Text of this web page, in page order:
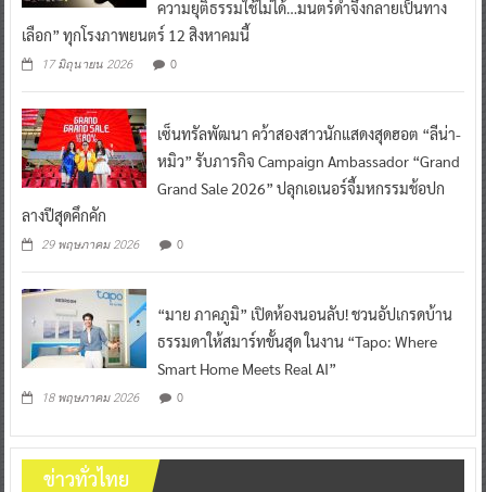
ความยุติธรรมใช้ไม่ได้…มนตร์ดำจึงกลายเป็นทาง
เลือก” ทุกโรงภาพยนตร์ 12 สิงหาคมนี้
17 มิถุนายน 2026 0
เซ็นทรัลพัฒนา คว้าสองสาวนักแสดงสุดฮอต “ลีน่า-
หมิว” รับภารกิจ Campaign Ambassador “Grand
Grand Sale 2026” ปลุกเอเนอร์จี้มหกรรมช้อปก
ลางปีสุดคึกคัก
29 พฤษภาคม 2026 0
“มาย ภาคภูมิ” เปิดห้องนอนลับ! ชวนอัปเกรดบ้าน
ธรรมดาให้สมาร์ทขั้นสุด ในงาน “Tapo: Where
Smart Home Meets Real AI”
18 พฤษภาคม 2026 0
ข่าวทั่วไทย